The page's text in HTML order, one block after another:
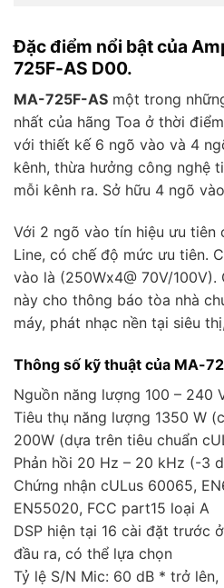
Đặc điểm nổi bật của
725F-AS D00.
MA-725F-AS một trong
nhất của hãng Toa ở thời
với thiết kế 6 ngõ vào và 4
kênh, thừa hưởng công nghệ
mỗi kênh ra. Sở hữu 4 ngõ
Với 2 ngõ vào tín hiệu ưu tiên
Line, có chế độ mức ưu tiên.
vào là (250Wx4@ 70V/
này cho thông báo tòa nhà
máy, phát nhạc nền tại siêu
Thông số kỹ thuật của MA-
Nguồn năng lượng 100 – 240
Tiêu thụ năng lượng 1350 W
200W (dựa trên tiêu chuẩn
Phản hồi 20 Hz – 20 kHz (-3
Chứng nhận cULus 60065,
EN55020, FCC part15 loại A
DSP hiện tại 16 cài đặt trước
đầu ra, có thể lựa chọn
Tỷ lệ S/N Mic: 60 dB * trở